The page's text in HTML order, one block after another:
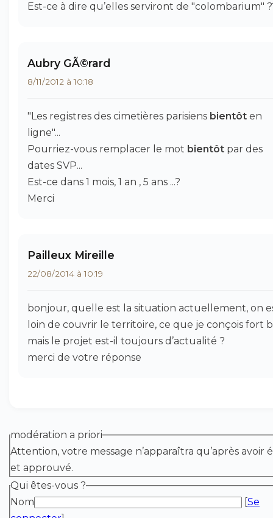
Est-ce à dire qu’elles serviront de "colombarium"
Aubry GÃ©rard
8/11/2012 à 10:18
"Les registres des cimetières parisiens bientôt en
ligne"...
Pourriez-vous remplacer le mot bientôt par des
dates SVP...
Est-ce dans 1 mois, 1 an , 5 ans ...?
Merci
Pailleux Mireille
22/08/2014 à 10:19
bonjour, quelle est la situation actuellement, on
loin de couvrir le territoire, ce que je conçois fort
mais le projet est-il toujours d’actualité ?
merci de votre réponse
modération a priori
Attention, votre message n’apparaîtra qu’après avoir
et approuvé.
Qui êtes-vous ?
Nom
[Se